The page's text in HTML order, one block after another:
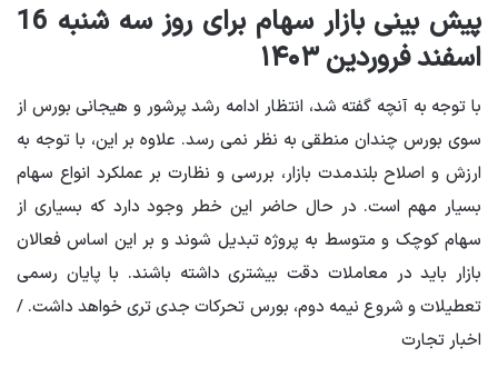
پیش بینی بازار سهام برای روز سه شنبه 16
اسفند فروردین ۱۴۰۳
با توجه به آنچه گفته شد، انتظار ادامه رشد پرشور و هیجانی بورس از
سوی بورس چندان منطقی به نظر نمی رسد. علاوه بر این، با توجه به
ارزش و اصلاح بلندمدت بازار، بررسی و نظارت بر عملکرد انواع سهام
بسیار مهم است. در حال حاضر این خطر وجود دارد که بسیاری از
سهام کوچک و متوسط ​​به پروژه تبدیل شوند و بر این اساس فعالان
بازار باید در معاملات دقت بیشتری داشته باشند. با پایان رسمی
تعطیلات و شروع نیمه دوم، بورس تحرکات جدی تری خواهد داشت. /
اخبار تجارت